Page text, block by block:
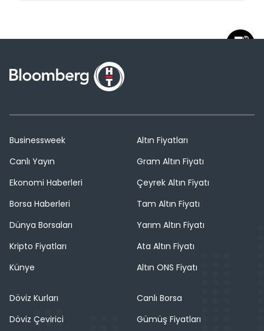
Businessweek
Canlı Yayın
Ekonomi Haberleri
Borsa Haberleri
Dünya Borsaları
Kripto Fiyatları
Künye
Altın Fiyatları
Gram Altın Fiyatı
Çeyrek Altın Fiyatı
Tam Altın Fiyatı
Yarım Altın Fiyatı
Ata Altın Fiyatı
Altın ONS Fiyatı
Döviz Kurları
Döviz Çevirici
Canlı Borsa
Gümüş Fiyatları